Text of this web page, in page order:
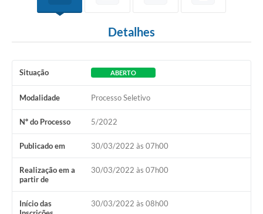
Detalhes
Situação ABERTO
Modalidade Processo Seletivo
Nº do Processo 5/2022
Publicado em 30/03/2022 às 07h00
Realização em a
partir de
30/03/2022 às 07h00
Início das
30/03/2022 às 08h00